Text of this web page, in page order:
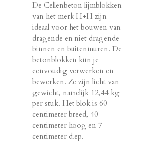
De Cellenbeton lijmblokken
van het merk H+H zijn
ideaal voor het bouwen van
dragende en niet dragende
binnen en buitenmuren. De
betonblokken kun je
eenvoudig verwerken en
bewerken. Ze zijn licht van
gewicht, namelijk 12,44 kg
per stuk. Het blok is 60
centimeter breed, 40
centimeter hoog en 7
centimeter diep.